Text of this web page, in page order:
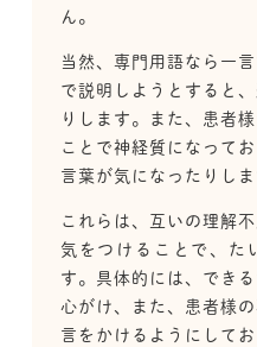
ん。
当然、専門用語なら一
で説明しようとすると
りします。また、患者
ことで神経質になって
言葉が気になったりしま
これらは、互いの理解
気をつけることで、た
す。具体的には、でき
心がけ、また、患者様
言をかけるようにしてお